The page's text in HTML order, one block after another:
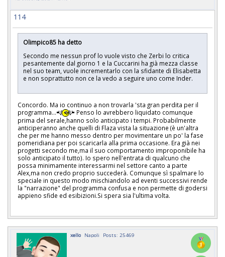
114
Olimpico85 ha detto
Secondo me nessun prof lo vuole visto che Zerbi lo critica
pesantemente dal giorno 1 e la Cuccarini ha già mezza classe
nel suo team, vuole incrementarlo con la sfidante di Elisabetta
e non soprattutto non ce la vedo a seguire uno come Inder.
Concordo. Ma io continuo a non trovarla 'sta gran perdita per il
programma...
Penso lo avrebbero liquidato comunque
prima del serale,hanno solo anticipato i tempi. Probabilmente
anticiperanno anche quelli di Flaza vista la situazione (è un'altra
che per me hanno messo dentro per movimentare un po' la fase
pomeridiana per poi scaricarla alla prima occasione. Era già nei
progetti secondo me,ma il suo comportamento improponibile ha
solo anticipato il tutto). Io spero nell'entrata di qualcuno che
possa minimamente interessarmi nel settore canto a parte
Alex,ma non credo proprio succederà. Comunque sì spalmare lo
speciale in questo modo mischiandolo ad eventi successivi rende
la "narrazione" del programma confusa e non permette di godersi
appieno sfide ed esibizioni.Si spera sia l'ultima volta.
xello Napoli Posts: 25469